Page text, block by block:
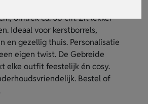
omtrek ca. 58 cm. Zit lekker
Ideaal voor kerstborrels,
en gezellig thuis. Personalisatie
eigen twist. De Gebreide
elke outfit feestelijk én cosy.
Bestel of